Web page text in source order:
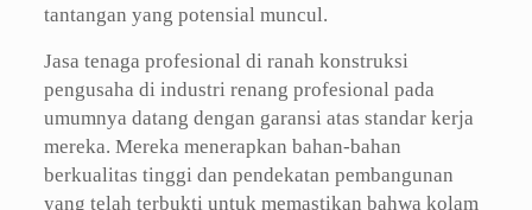
tantangan yang potensial muncul.
Jasa tenaga profesional di ranah konstruksi
pengusaha di industri renang profesional pada
umumnya datang dengan garansi atas standar kerja
mereka. Mereka menerapkan bahan-bahan
berkualitas tinggi dan pendekatan pembangunan
yang telah terbukti untuk memastikan bahwa kolam